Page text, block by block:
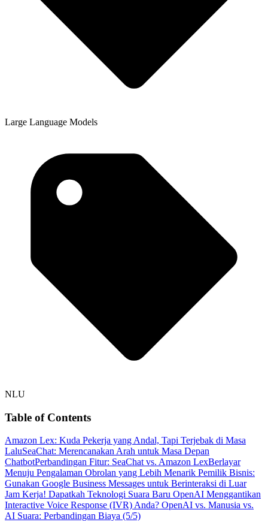
Large Language Models
NLU
Table of Contents
Amazon Lex: Kuda Pekerja yang Andal, Tapi Terjebak di Masa
LaluSeaChat: Merencanakan Arah untuk Masa Depan
ChatbotPerbandingan Fitur: SeaChat vs. Amazon LexBerlayar
Menuju Pengalaman Obrolan yang Lebih Menarik Pemilik Bisnis:
Gunakan Google Business Messages untuk Berinteraksi di Luar
Jam Kerja! Dapatkah Teknologi Suara Baru OpenAI Menggantikan
Interactive Voice Response (IVR) Anda? OpenAI vs. Manusia vs.
AI Suara: Perbandingan Biaya (5/5)